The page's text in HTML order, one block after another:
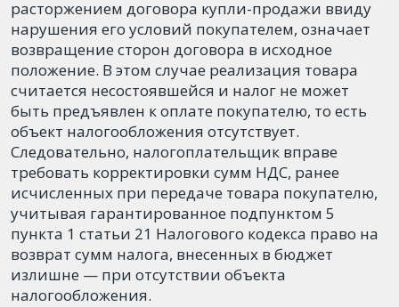
расторжением договора купли-продажи ввиду
нарушения его условий покупателем, означает
возвращение сторон договора в исходное
положение. В этом случае реализация товара
считается несостоявшейся и налог не может
быть предъявлен к оплате покупателю, то есть
объект налогообложения отсутствует.
Следовательно, налогоплательщик вправе
требовать корректировки сумм НДС, ранее
исчисленных при передаче товара покупателю,
учитывая гарантированное подпунктом 5
пункта 1 статьи 21 Налогового кодекса право на
возврат сумм налога, внесенных в бюджет
излишне — при отсутствии объекта
налогообложения.